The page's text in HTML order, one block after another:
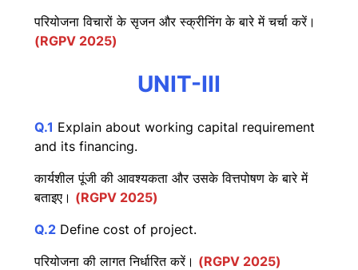
परियोजना विचारों के सृजन और स्क्रीनिंग के बारे में चर्चा करें।
(RGPV 2025)
UNIT-III
Q.1 Explain about working capital requirement
and its financing.
कार्यशील पूंजी की आवश्यकता और उसके वित्तपोषण के बारे में
बताइए। (RGPV 2025)
Q.2 Define cost of project.
परियोजना की लागत निर्धारित करें। (RGPV 2025)